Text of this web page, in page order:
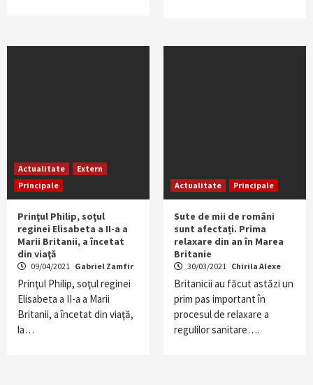
Actualitate
Extern
Principale
Prinţul Philip, soţul
reginei Elisabeta a II-a a
Marii Britanii, a încetat
din viaţă
09/04/2021 Gabriel Zamfir
Prinţul Philip, soţul reginei
Elisabeta a II-a a Marii
Britanii, a încetat din viaţă,
la…
Actualitate Principale
Sute de mii de români
sunt afectați. Prima
relaxare din an în Marea
Britanie
30/03/2021 Chirila Alexe
Britanicii au făcut astăzi un
prim pas important în
procesul de relaxare a
regulilor sanitare….